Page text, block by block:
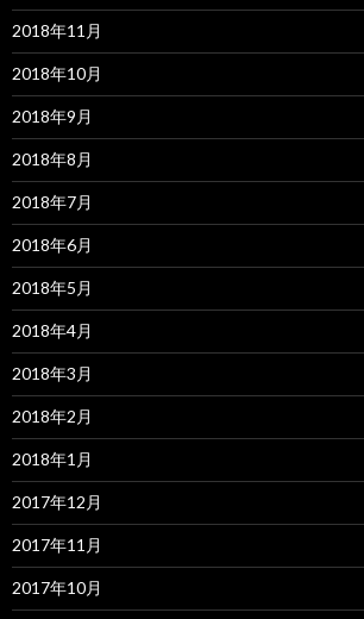
2018年11月
2018年10月
2018年9月
2018年8月
2018年7月
2018年6月
2018年5月
2018年4月
2018年3月
2018年2月
2018年1月
2017年12月
2017年11月
2017年10月